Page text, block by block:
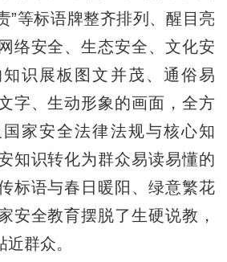
”等标语牌整齐排列、醒目亮
络安全、生态安全、文化安
识展板图文并茂、通俗易
字、生动形象的画面，全方
家安全法律法规与核心知
知识转化为群众易读易懂的
标语与春日暖阳、绿意繁花
安全教育摆脱了生硬说教，
群众。